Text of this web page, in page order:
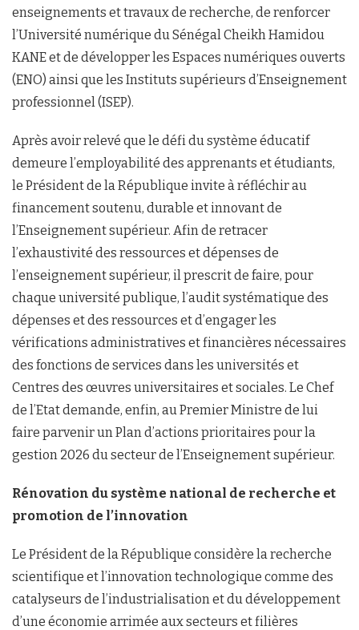
enseignements et travaux de recherche, de renforcer
l’Université numérique du Sénégal Cheikh Hamidou
KANE et de développer les Espaces numériques ouverts
(ENO) ainsi que les Instituts supérieurs d’Enseignement
professionnel (ISEP).
Après avoir relevé que le défi du système éducatif
demeure l’employabilité des apprenants et étudiants,
le Président de la République invite à réfléchir au
financement soutenu, durable et innovant de
l’Enseignement supérieur. Afin de retracer
l’exhaustivité des ressources et dépenses de
l’enseignement supérieur, il prescrit de faire, pour
chaque université publique, l’audit systématique des
dépenses et des ressources et d’engager les
vérifications administratives et financières nécessaires
des fonctions de services dans les universités et
Centres des œuvres universitaires et sociales. Le Chef
de l’Etat demande, enfin, au Premier Ministre de lui
faire parvenir un Plan d’actions prioritaires pour la
gestion 2026 du secteur de l’Enseignement supérieur.
Rénovation du système national de recherche et
promotion de l’innovation
Le Président de la République considère la recherche
scientifique et l’innovation technologique comme des
catalyseurs de l’industrialisation et du développement
d’une économie arrimée aux secteurs et filières